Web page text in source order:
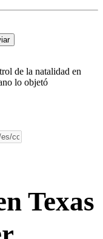
de la natalidad en
lo objetó
Texas